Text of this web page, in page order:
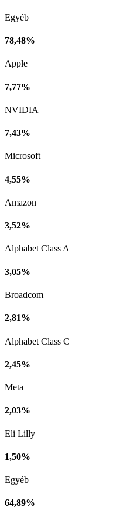
Egyéb
78,48%
Apple
7,77%
NVIDIA
7,43%
Microsoft
4,55%
Amazon
3,52%
Alphabet Class A
3,05%
Broadcom
2,81%
Alphabet Class C
2,45%
Meta
2,03%
Eli Lilly
1,50%
Egyéb
64,89%